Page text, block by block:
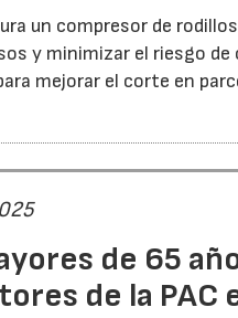
un compresor de
y minimizar el riesgo
mejorar el corte en
de 65
de la PAC